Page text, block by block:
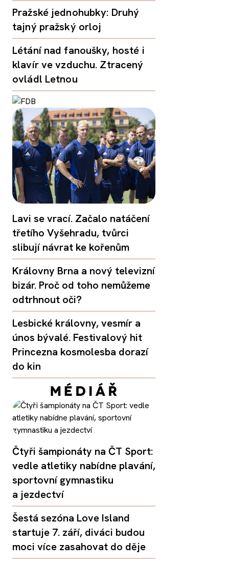
Pražské jednohubky: Druhý
tajný pražský orloj
Létání nad fanoušky, hosté i
klavír ve vzduchu. Ztracený
ovládl Letnou
Lavi se vrací. Začalo natáčení
třetího Vyšehradu, tvůrci
slibují návrat ke kořenům
Královny Brna a nový televizní
bizár. Proč od toho nemůžeme
odtrhnout oči?
Lesbické královny, vesmír a
únos bývalé. Festivalový hit
Princezna kosmolesba dorazí
do kin
Čtyři šampionáty na ČT Sport:
vedle atletiky nabídne plavání,
sportovní gymnastiku
a jezdectví
Šestá sezóna Love Island
startuje 7. září, diváci budou
moci více zasahovat do děje